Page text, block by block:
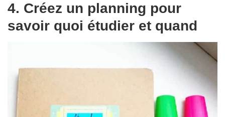
4. Créez un planning pour
savoir quoi étudier et quand